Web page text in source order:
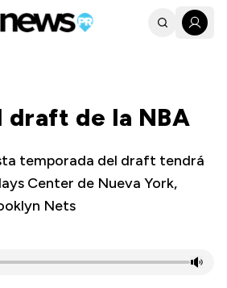
draft de la NBA
temporada del draft tendrá
Center de Nueva York,
Nets